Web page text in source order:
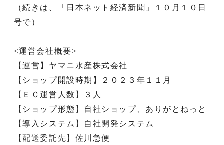
（続きは、「日本ネット経済新聞」１０月１０日
号で）
<運営会社概要>
【運営】ヤマニ水産株式会社
【ショップ開設時期】２０２３年１１月
【ＥＣ運営人数】３人
【ショップ形態】自社ショップ、ありがとねっと
【導入システム】自社開発システム
【配送委託先】佐川急便